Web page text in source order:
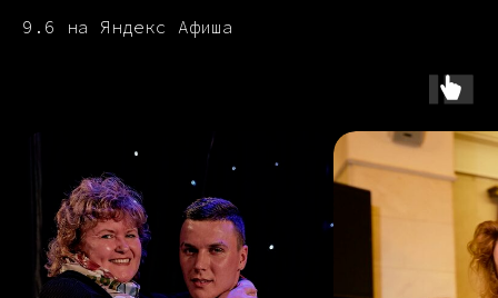
9.6 на Яндекс Афиша